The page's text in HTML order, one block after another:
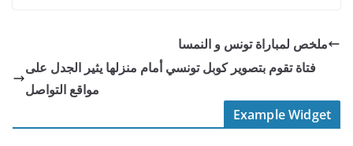
ملخص لمباراة تونس و النمسا
فتاة تقوم بتصوير كوبل تونسي أمام منزلها يثير الجدل على
مواقع التواصل
Example Widget